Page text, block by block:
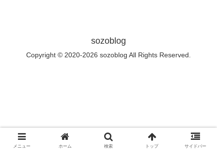
sozoblog
Copyright © 2020-2026 sozoblog All Rights Reserved.
メニュー ホーム 検索 トップ サイドバー